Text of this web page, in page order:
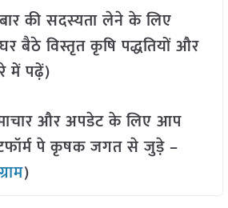
की सदस्यता लेने के लिए
बैठे विस्तृत कृषि पद्धतियों और
में पढ़ें)
और अपडेट के लिए आप
पे कृषक जगत से जुड़े –
)